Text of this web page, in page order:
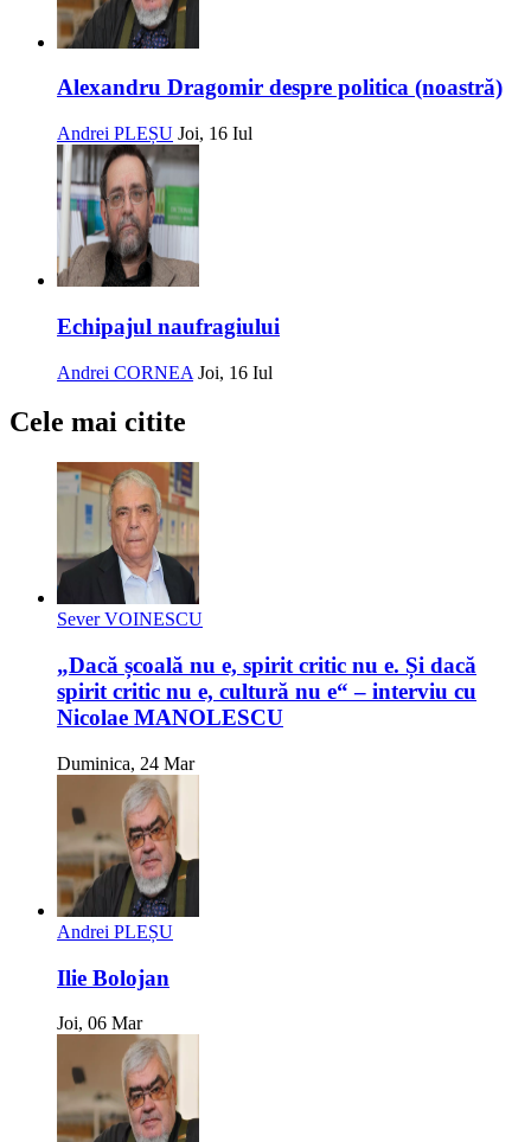
Alexandru Dragomir despre politica (noastră)
Andrei PLEȘU Joi, 16 Iul
Echipajul naufragiului
Andrei CORNEA Joi, 16 Iul
Cele mai citite
Sever VOINESCU
„Dacă școală nu e, spirit critic nu e. Și dacă
spirit critic nu e, cultură nu e“ – interviu cu
Nicolae MANOLESCU
Duminica, 24 Mar
Andrei PLEȘU
Ilie Bolojan
Joi, 06 Mar